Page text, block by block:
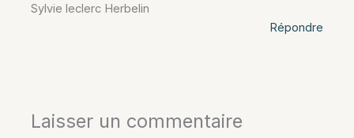
Sylvie leclerc Herbelin
Répondre
Laisser un commentaire